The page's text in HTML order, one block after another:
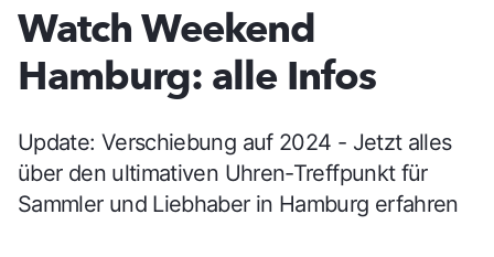
Watch Weekend
Hamburg: alle Infos
Update: Verschiebung auf 2024 - Jetzt alles
über den ultimativen Uhren-Treffpunkt für
Sammler und Liebhaber in Hamburg erfahren